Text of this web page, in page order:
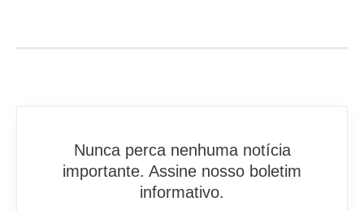
Nunca perca nenhuma notícia
importante. Assine nosso boletim
informativo.